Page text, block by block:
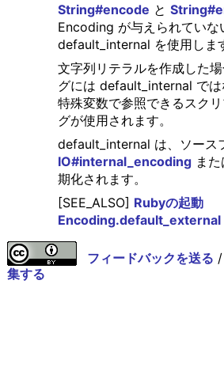
String#encode と
Encoding が与えられていな
default_internal を使用しま
文字列リテラルを作成した
グには default_internal では
特殊変数で参照できるスク
グが使用されます。
default_internal は、ソース
IO#internal_encodingまた
期化されます。
[SEE_ALSO] Rubyの起動
Encoding.default_external
フィードバックを送る /
集する